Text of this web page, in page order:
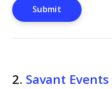
2. Savant Events